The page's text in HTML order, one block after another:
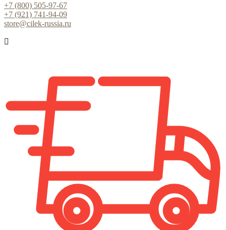
+7 (800) 505-97-67
+7 (921) 741-94-09
store@cilek-russia.ru